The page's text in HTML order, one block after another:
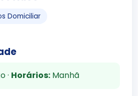
Domiciliar
· Horários:Manhã